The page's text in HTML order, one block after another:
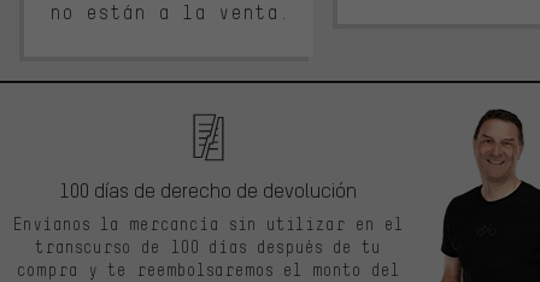
no están a la venta.
100 días de derecho de devolución
Envíanos la mercancía sin utilizar en el
transcurso de 100 días después de tu
compra y te reembolsaremos el monto del